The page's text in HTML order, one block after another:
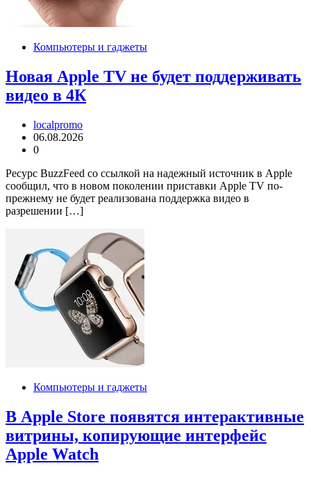
Компьютеры и гаджеты
Новая Apple TV не будет поддерживать
видео в 4К
localpromo
06.08.2026
0
Ресурс BuzzFeed со ссылкой на надежный источник в Apple
сообщил, что в новом поколении приставки Apple TV по-
прежнему не будет реализована поддержка видео в
разрешении […]
Компьютеры и гаджеты
В Apple Store появятся интерактивные
витрины, копирующие интерфейс
Apple Watch